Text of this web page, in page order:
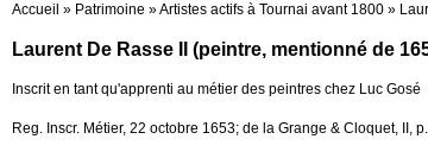
Accueil » Patrimoine »Artistes actifs à Tournai avant 1800 »
Laurent De Rasse II (peintre, mentionné de
Inscrit en tant qu'apprenti au métier des peintres chez Luc Gosé
Reg. Inscr. Métier, 22 octobre 1653; de la Grange & Cloquet, II,